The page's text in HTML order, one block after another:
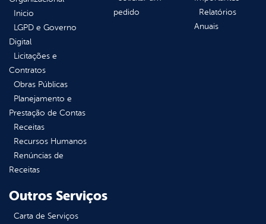
Inicio
LGPD e Governo
Digital
Licitações e
Contratos
Obras Públicas
Planejamento e
Prestação de Contas
Receitas
Recursos Humanos
Renúncias de
Receitas
pedido
Relatórios
Anuais
Outros Serviços
Carta de Serviços